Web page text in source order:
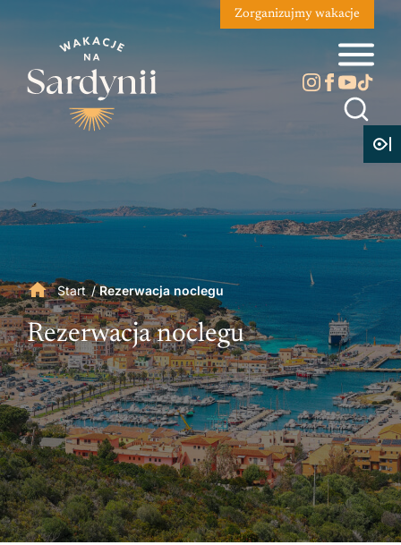
Zorganizujmy wakacje
Start /Rezerwacja noclegu
Rezerwacja noclegu